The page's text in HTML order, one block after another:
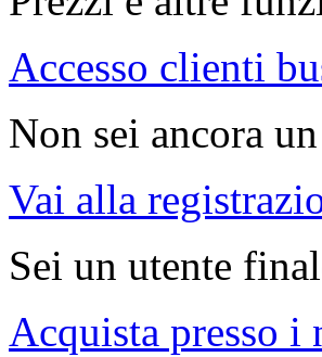
Accesso clienti
Non sei ancora
Vai alla
Sei un utente
Acquista presso i